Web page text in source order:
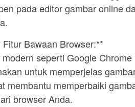
pada editor gambar online
Bawaan Browser:**
seperti Google
untuk memperjelas
membantu memperbaiki
browser Anda.